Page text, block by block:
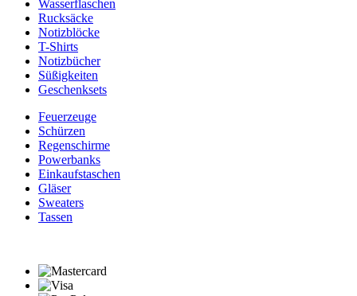
Wasserflaschen
Rucksäcke
Notizblöcke
T-Shirts
Notizbücher
Süßigkeiten
Geschenksets
Feuerzeuge
Schürzen
Regenschirme
Powerbanks
Einkaufstaschen
Gläser
Sweaters
Tassen